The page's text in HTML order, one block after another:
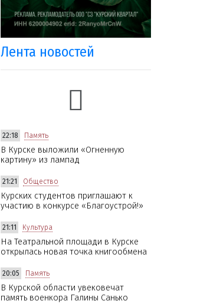
Лента новостей
22:18 Память
В Курске выложили «Огненную
картину» из лампад
21:21 Общество
Курских студентов приглашают к
участию в конкурсе «Благоустрой!»
21:11 Культура
На Театральной площади в Курске
открылась новая точка книгообмена
20:05 Память
В Курской области увековечат
память военкора Галины Санько